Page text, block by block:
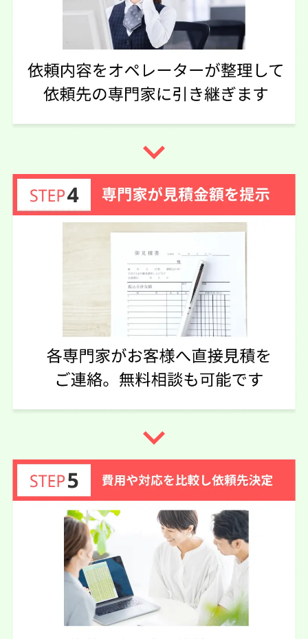
実際に依頼した感想
メールでのやり取りなので、相手の時間によって返信がこ
なかったりする、待ちが長い
司法書士法人橋本事務所
話しやすさ 5 5 5
価格の妥当性
依頼内容 相続放棄依頼金額 50万円
2026/05/01
他の事務所も見積依頼させていただきました。相続放棄が
大人数のため対面で相談出来るところにしました。
優しい先生で相談しやすく、対応も早いです。とてもいい
事務所です。
この口コミの事務所詳細をみる
60代 女性(愛媛県)
話しやすさ 説明のわかりやすさ 4対応スピード 4
価格の妥当性 4
依頼内容 相続放棄 12万円
ご利用時期 2026/05/08
依頼に至った経緯
依頼先の連絡をいただいたのが1件だけでした。
比べることがなく相談させていただいたのですがわかりや
すく説明してもらったのと家から近いので決めました。
navigate_next
navigate_next